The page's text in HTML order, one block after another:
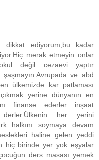
dikkat ediyorum,bu kadar
merak etmeyin onlar
değil cezaevi yaptır
şaşmayın.Avrupada ve abd
ülkemizde kar patlaması
yerine dünyanın en
finanse ederler inşaat
derler.Ülkenin her yerini
halkını soymaya devam
haline gelen yeddi
hiç birinde yer yok eşyalar
ders masası yemek